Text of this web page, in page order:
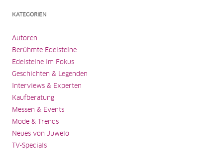
KATEGORIEN
Autoren
Berühmte Edelsteine
Edelsteine im Fokus
Geschichten & Legenden
Interviews & Experten
Kaufberatung
Messen & Events
Mode & Trends
Neues von Juwelo
TV-Specials